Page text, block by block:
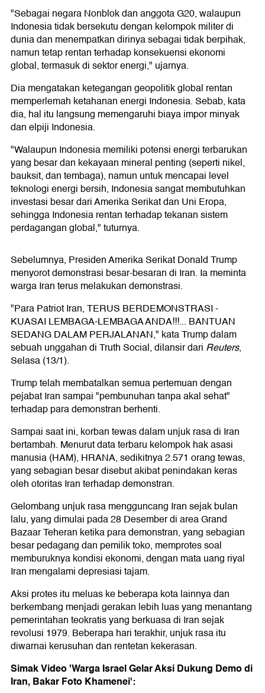
"Sebagai negara Nonblok dan anggota G20, walaupun
Indonesia tidak bersekutu dengan kelompok militer di
dunia dan menempatkan dirinya sebagai tidak berpihak,
namun tetap rentan terhadap konsekuensi ekonomi
global, termasuk di sektor energi," ujarnya.
Dia mengatakan ketegangan geopolitik global rentan
memperlemah ketahanan energi Indonesia. Sebab, kata
dia, hal itu langsung memengaruhi biaya impor minyak
dan elpiji Indonesia.
"Walaupun Indonesia memiliki potensi energi terbarukan
yang besar dan kekayaan mineral penting (seperti nikel,
bauksit, dan tembaga), namun untuk mencapai level
teknologi energi bersih, Indonesia sangat membutuhkan
investasi besar dari Amerika Serikat dan Uni Eropa,
sehingga Indonesia rentan terhadap tekanan sistem
perdagangan global," tuturnya.
Sebelumnya, Presiden Amerika Serikat Donald Trump
menyorot demonstrasi besar-besaran di Iran. Ia meminta
warga Iran terus melakukan demonstrasi.
"Para Patriot Iran, TERUS BERDEMONSTRASI -
KUASAI LEMBAGA-LEMBAGA ANDA!!!... BANTUAN
SEDANG DALAM PERJALANAN," kata Trump dalam
sebuah unggahan di Truth Social, dilansir dari Reuters,
Selasa (13/1).
Trump telah membatalkan semua pertemuan dengan
pejabat Iran sampai "pembunuhan tanpa akal sehat"
terhadap para demonstran berhenti.
Sampai saat ini, korban tewas dalam unjuk rasa di Iran
bertambah. Menurut data terbaru kelompok hak asasi
manusia (HAM), HRANA, sedikitnya 2.571 orang tewas,
yang sebagian besar disebut akibat penindakan keras
oleh otoritas Iran terhadap demonstran.
Gelombang unjuk rasa mengguncang Iran sejak bulan
lalu, yang dimulai pada 28 Desember di area Grand
Bazaar Teheran ketika para demonstran, yang sebagian
besar pedagang dan pemilik toko, memprotes soal
memburuknya kondisi ekonomi, dengan mata uang riyal
Iran mengalami depresiasi tajam.
Aksi protes itu meluas ke beberapa kota lainnya dan
berkembang menjadi gerakan lebih luas yang menantang
pemerintahan teokratis yang berkuasa di Iran sejak
revolusi 1979. Beberapa hari terakhir, unjuk rasa itu
diwarnai kerusuhan dan rentetan kekerasan.
Simak Video 'Warga Israel Gelar Aksi Dukung Demo di
Iran, Bakar Foto Khamenei':